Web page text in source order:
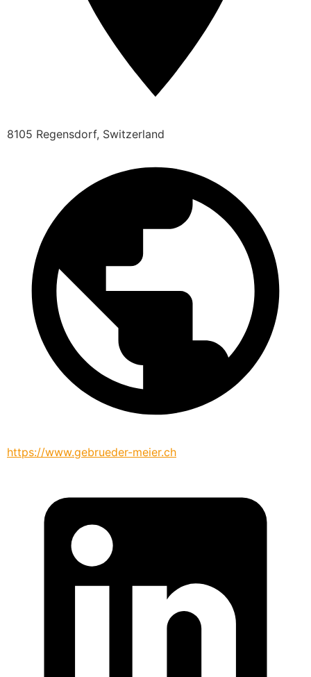
8105 Regensdorf, Switzerland
https://www.gebrueder-meier.ch